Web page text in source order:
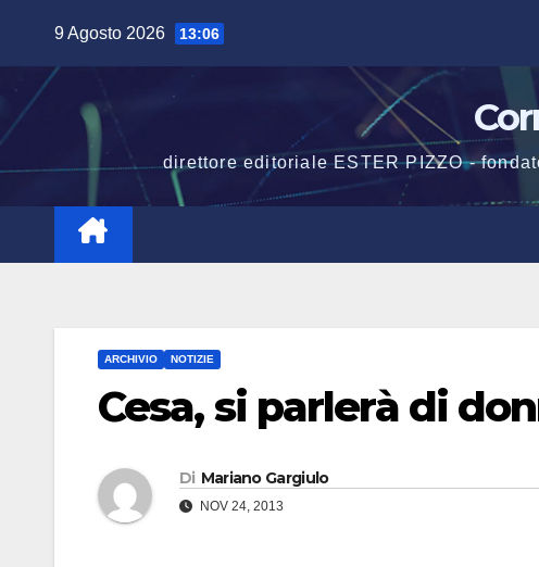
contenuto
9 Agosto 2026 13:06
direttore editoriale ESTER PIZZO -
ARCHIVIO NOTIZIE
Cesa, si parlerà di
Di Mariano Gargiulo
NOV 24, 2013